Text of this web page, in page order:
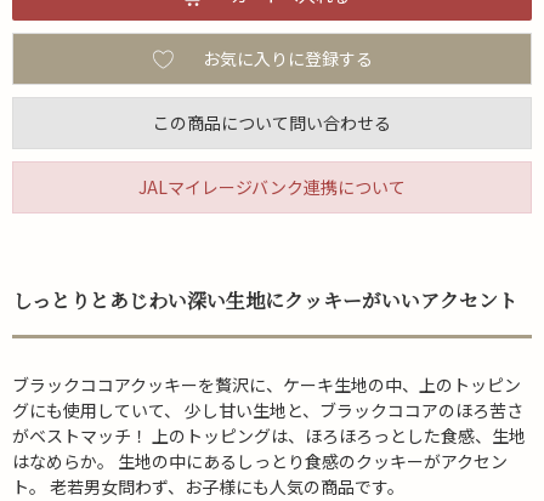
お気に入りに登録する
この商品について問い合わせる
JALマイレージバンク連携について
しっとりとあじわい深い生地にクッキーがいいアクセント
ブラックココアクッキーを贅沢に、ケーキ生地の中、上のトッピン
グにも使用していて、 少し甘い生地と、ブラックココアのほろ苦さ
がベストマッチ！ 上のトッピングは、ほろほろっとした食感、生地
はなめらか。 生地の中にあるしっとり食感のクッキーがアクセン
ト。 老若男女問わず、お子様にも人気の商品です。